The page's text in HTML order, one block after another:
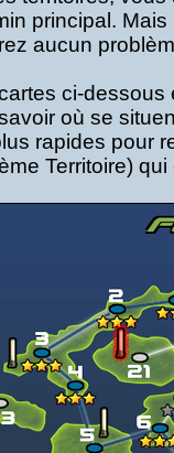
principal.
aucun
ci-dessous
où se
rapides pour
Territoire)